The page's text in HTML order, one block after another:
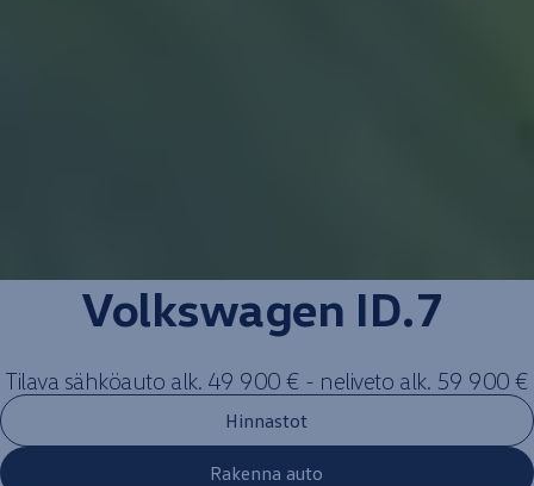
Volkswagen ID.7
Tilava sähkö­auto alk. 49 900 € - neliveto alk. 59 900 €
Hinnastot
Rakenna auto